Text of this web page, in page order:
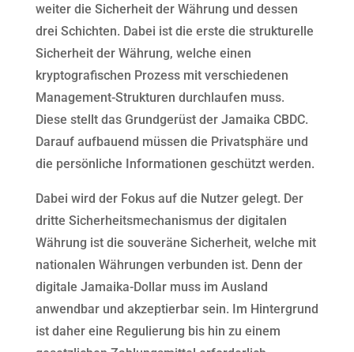
weiter die Sicherheit der Währung und dessen
drei Schichten. Dabei ist die erste die strukturelle
Sicherheit der Währung, welche einen
kryptografischen Prozess mit verschiedenen
Management-Strukturen durchlaufen muss.
Diese stellt das Grundgerüst der Jamaika CBDC.
Darauf aufbauend müssen die Privatsphäre und
die persönliche Informationen geschützt werden.
Dabei wird der Fokus auf die Nutzer gelegt. Der
dritte Sicherheitsmechanismus der digitalen
Währung ist die souveräne Sicherheit, welche mit
nationalen Währungen verbunden ist. Denn der
digitale Jamaika-Dollar muss im Ausland
anwendbar und akzeptierbar sein. Im Hintergrund
ist daher eine Regulierung bis hin zu einem